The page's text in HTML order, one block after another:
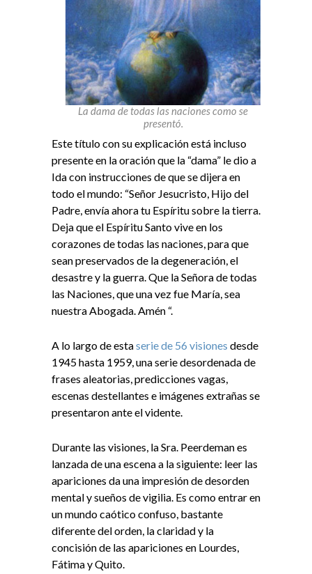
La dama de todas las naciones como se
presentó.
Este título con su explicación está incluso
presente en la oración que la “dama” le dio a
Ida con instrucciones de que se dijera en
todo el mundo: “Señor Jesucristo, Hijo del
Padre, envía ahora tu Espíritu sobre la tierra.
Deja que el Espíritu Santo vive en los
corazones de todas las naciones, para que
sean preservados de la degeneración, el
desastre y la guerra. Que la Señora de todas
las Naciones, que una vez fue María, sea
nuestra Abogada. Amén “.
A lo largo de estaserie de 56 visiones desde
1945 hasta 1959, una serie desordenada de
frases aleatorias, predicciones vagas,
escenas destellantes e imágenes extrañas se
presentaron ante el vidente.
Durante las visiones, la Sra. Peerdeman es
lanzada de una escena a la siguiente: leer las
apariciones da una impresión de desorden
mental y sueños de vigilia. Es como entrar en
un mundo caótico confuso, bastante
diferente del orden, la claridad y la
concisión de las apariciones en Lourdes,
Fátima y Quito.